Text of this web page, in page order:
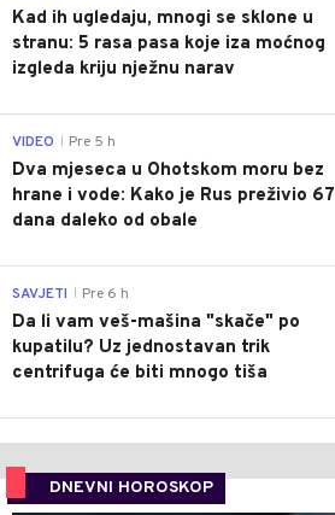
Kad ih ugledaju, mnogi se sklone u
stranu: 5 rasa pasa koje iza moćnog
izgleda kriju nježnu narav
VIDEO Pre 5 h
Dva mjeseca u Ohotskom moru bez
hrane i vode: Kako je Rus preživio 67
dana daleko od obale
SAVJETI Pre 6 h
Da li vam veš-mašina "skače" po
kupatilu? Uz jednostavan trik
centrifuga će biti mnogo tiša
DNEVNI HOROSKOP